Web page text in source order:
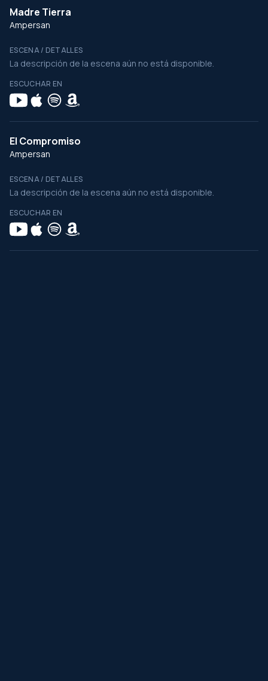
Madre Tierra
Ampersan
ESCENA / DETALLES
La descripción de la escena aún no está disponible.
ESCUCHAR EN
El Compromiso
Ampersan
ESCENA / DETALLES
La descripción de la escena aún no está disponible.
ESCUCHAR EN